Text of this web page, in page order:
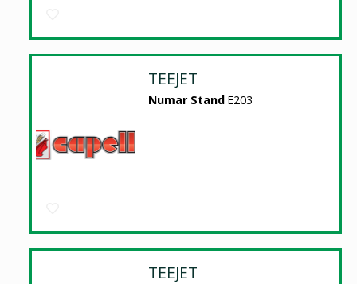
TEEJET
Numar Stand E203
TEEJET